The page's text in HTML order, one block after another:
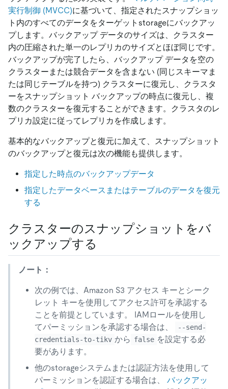
実行制御 (MVCC)に基づいて、指定されたスナップショッ
ト内のすべてのデータをターゲットstorageにバックアッ
プします。バックアップ データのサイズは、クラスター
内の圧縮された単一のレプリカのサイズとほぼ同じです。
バックアップが完了したら、バックアップ データを空の
クラスターまたは競合データを含まない (同じスキーマま
たは同じテーブルを持つ) クラスターに復元し、クラスタ
ーをスナップショット バックアップの時点に復元し、複
数のクラスターを復元することができます。クラスタのレ
プリカ設定に従ってレプリカを作成します。
基本的なバックアップと復元に加えて、スナップショット
のバックアップと復元は次の機能も提供します。
指定した時点のバックアップデータ
指定したデータベースまたはテーブルのデータを復元
する
クラスターのスナップショットをバ
ックアップする
ノート：
次の例では、Amazon S3 アクセス キーとシーク
レット キーを使用してアクセス許可を承認する
ことを前提としています。 IAMロールを使用し
てパーミッションを承認する場合は、
--send-
credentials-to-tikv から false を設定する必
要があります。
他のstorageシステムまたは認証方法を使用して
パーミッションを認証する場合は、 バックアッ